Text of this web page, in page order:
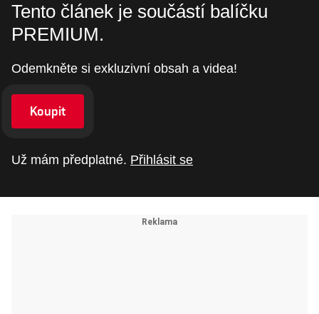
Tento článek je součástí balíčku
PREMIUM.
Odemkněte si exkluzivní obsah a videa!
Koupit
Už mám předplatné. Přihlásit se